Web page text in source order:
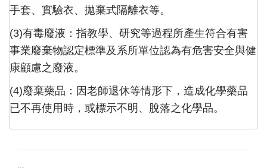
手套、實驗衣、拋棄式隔離衣等。
(3)有毒廢液：指教學、研究等過程所產生符合有害
事業廢棄物認定標準及系所單位認為有危害安全與健
康顧慮之廢液。
(4)廢棄藥品：因老師退休等情形下，造成化學藥品
已不再使用時，或標示不明、脫落之化學品。